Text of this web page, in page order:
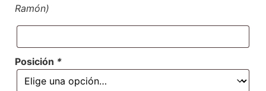
Ramón)
Posición *